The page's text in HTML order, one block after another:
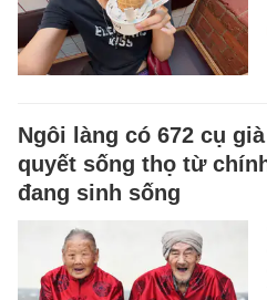
Ngôi làng có 672 cụ
quyết sống thọ từ
đang sinh sống